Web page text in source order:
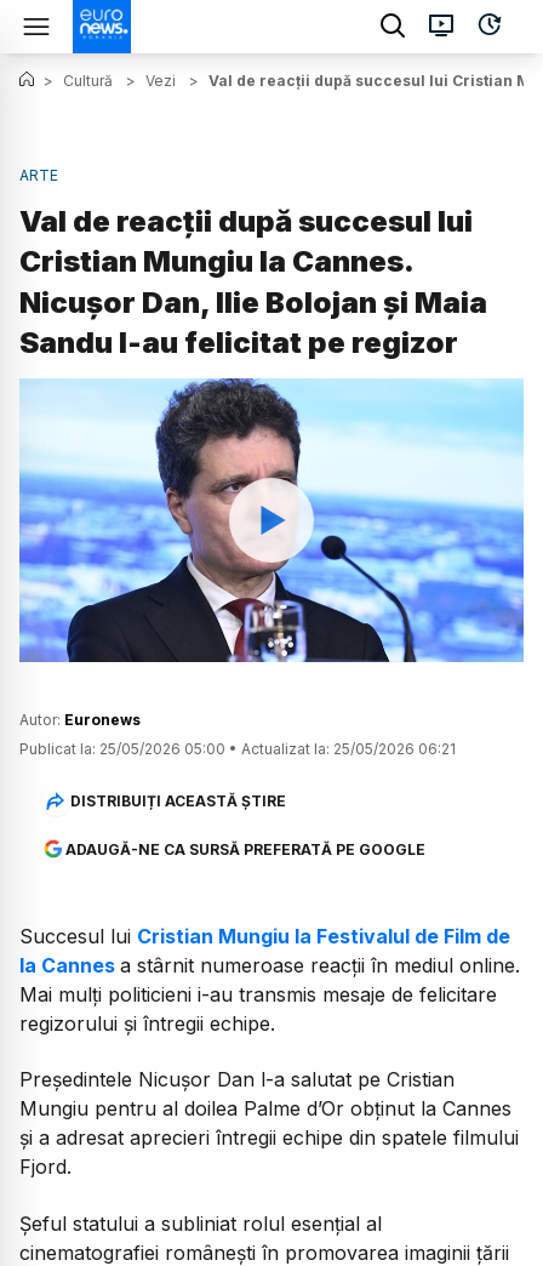
> Cultură > Vezi > Val de reacții după succesul lui Cristian
ARTE
Val de reacții după succesul lui
Cristian Mungiu la Cannes.
Nicușor Dan, Ilie Bolojan și Maia
Sandu l-au felicitat pe regizor
Watch
Autor: Euronews
Publicat la: 25/05/2026 05:00 • Actualizat la: 25/05/2026 06:21
DISTRIBUIȚI ACEASTĂ ȘTIRE
ADAUGĂ-NE CA SURSĂ PREFERATĂ PE GOOGLE
Succesul lui Cristian Mungiu la Festivalul de Film de
la Cannes a stârnit numeroase reacții în mediul online.
Mai mulți politicieni i-au transmis mesaje de felicitare
regizorului și întregii echipe.
Președintele Nicușor Dan l-a salutat pe Cristian
Mungiu pentru al doilea Palme d’Or obținut la Cannes
și a adresat aprecieri întregii echipe din spatele filmului
Fjord.
Șeful statului a subliniat rolul esențial al
cinematografiei românești în promovarea imaginii țării